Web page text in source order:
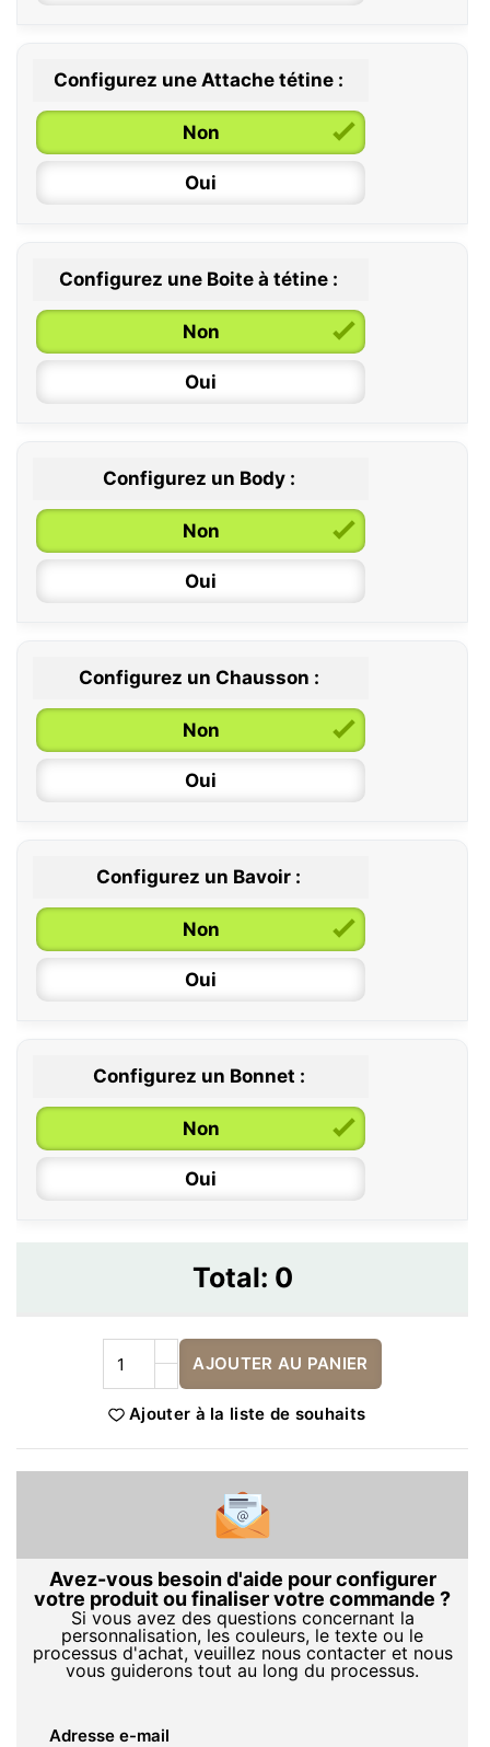
0 / 6 mois
6 / 36 mois
Configurez une Attache tétine :
Non
Oui
Configurez une Boite à tétine :
Non
Oui
Configurez un Body :
Non
Oui
0 / 6 mois
6 / 12 mois
12 / 18 mois
Configurez un Chausson :
Non
Oui
Configurez un Bavoir :
Non
Oui
Configurez un Bonnet :
Non
Oui
Total: 0
AJOUTER AU PANIER
Ajouter à la liste de souhaits
Avez-vous besoin d'aide pour configurer
votre produit ou finaliser votre commande ?
Si vous avez des questions concernant la
personnalisation, les couleurs, le texte ou le
processus d'achat, veuillez nous contacter et nous
vous guiderons tout au long du processus.
Adresse e-mail